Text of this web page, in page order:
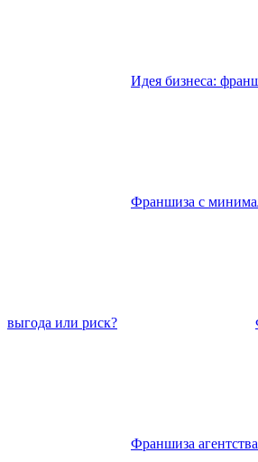
Идея бизнеса:
Франшиза с
выгода или риск?
Франшиза